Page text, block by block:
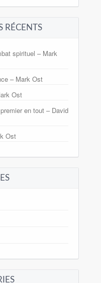
RÉCENTS
spirituel – Mark
– Mark Ost
Ost
en tout – David
Ost